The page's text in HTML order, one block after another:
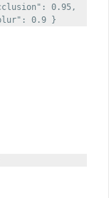
0.95,
0.9 }